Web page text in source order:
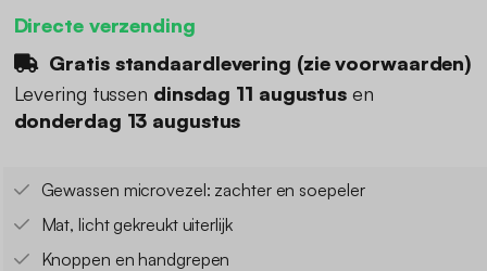
Directe verzending
Gratis standaardlevering (zie voorwaarden)
Levering tussen dinsdag 11 augustus en
donderdag 13 augustus
Gewassen microvezel: zachter en soepeler
Mat, licht gekreukt uiterlijk
Knoppen en handgrepen